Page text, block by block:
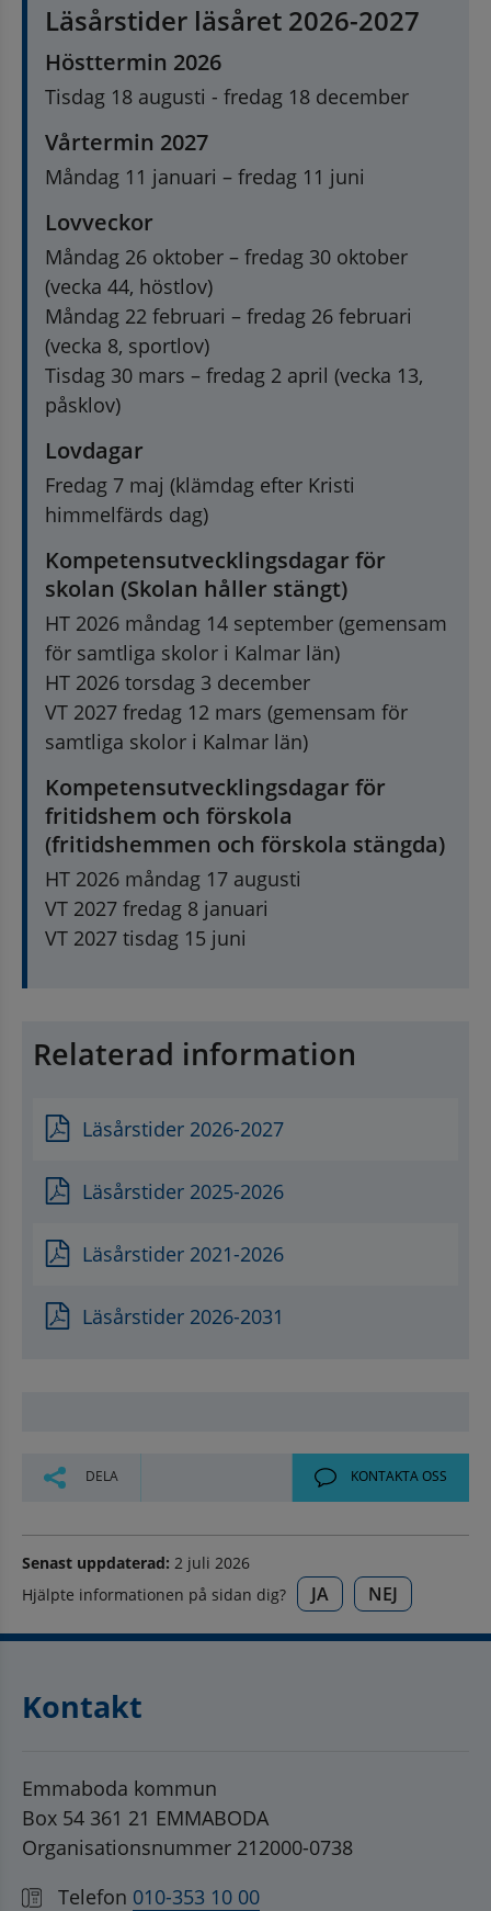
Läsårstider läsåret 2026-2027
Hösttermin 2026
Tisdag 18 augusti - fredag 18 december
Vårtermin 2027
Måndag 11 januari – fredag 11 juni
Lovveckor
Måndag 26 oktober – fredag 30 oktober
(vecka 44, höstlov)
Måndag 22 februari – fredag 26 februari
(vecka 8, sportlov)
Tisdag 30 mars – fredag 2 april (vecka 13,
påsklov)
Lovdagar
Fredag 7 maj (klämdag efter Kristi
himmelfärds dag)
Kompetensutvecklingsdagar för
skolan (Skolan håller stängt)
HT 2026 måndag 14 september (gemensam
för samtliga skolor i Kalmar län)
HT 2026 torsdag 3 december
VT 2027 fredag 12 mars (gemensam för
samtliga skolor i Kalmar län)
Kompetensutvecklingsdagar för
fritidshem och förskola
(fritidshemmen och förskola stängda)
HT 2026 måndag 17 augusti
VT 2027 fredag 8 januari
VT 2027 tisdag 15 juni
Relaterad information
Läsårstider 2026-2027
Läsårstider 2025-2026
Läsårstider 2021-2026
Läsårstider 2026-2031
DELA KONTAKTA OSS
Senast uppdaterad: 2 juli 2026
Hjälpte informationen på sidan dig?
JA NEJ
Kontakt
Emmaboda kommun
Box 54 361 21 EMMABODA
Organisationsnummer 212000-0738
Telefon 010-353 10 00